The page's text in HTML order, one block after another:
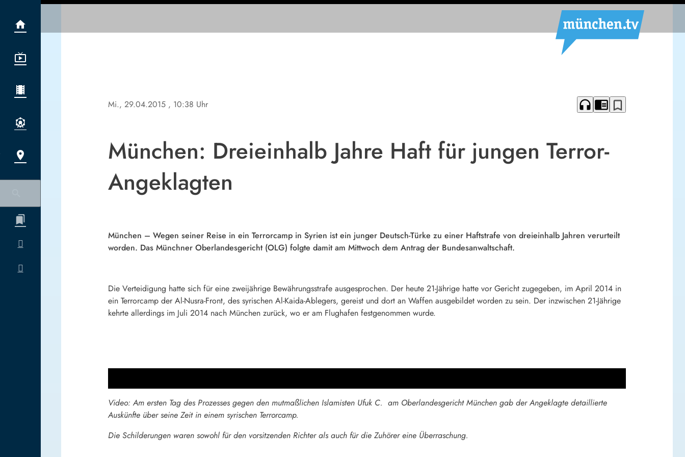
Mi., 29.04.2015 , 10:38 Uhr headphones chrome_reader_mode bookmark_border
München: Dreieinhalb Jahre Haft für jungen Terror-
Angeklagten
München – Wegen seiner Reise in ein Terrorcamp in Syrien ist ein junger Deutsch-Türke zu einer Haftstrafe von dreieinhalb Jahren verurteilt
worden. Das Münchner Oberlandesgericht (OLG) folgte damit am Mittwoch dem Antrag der Bundesanwaltschaft.
Die Verteidigung hatte sich für eine zweijährige Bewährungsstrafe ausgesprochen. Der heute 21-Jährige hatte vor Gericht zugegeben, im April 2014 in
ein Terrorcamp der Al-Nusra-Front, des syrischen Al-Kaida-Ablegers, gereist und dort an Waffen ausgebildet worden zu sein. Der inzwischen 21-Jährige
kehrte allerdings im Juli 2014 nach München zurück, wo er am Flughafen festgenommen wurde.
Video: Am ersten Tag des Prozesses gegen den mutmaßlichen Islamisten Ufuk C. am Oberlandesgericht München gab der Angeklagte detaillierte
Auskünfte über seine Zeit in einem syrischen Terrorcamp.
Die Schilderungen waren sowohl für den vorsitzenden Richter als auch für die Zuhörer eine Überraschung.